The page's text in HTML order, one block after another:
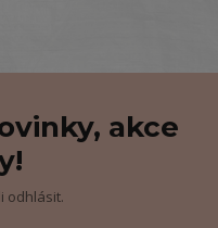
akce
odhlásit.